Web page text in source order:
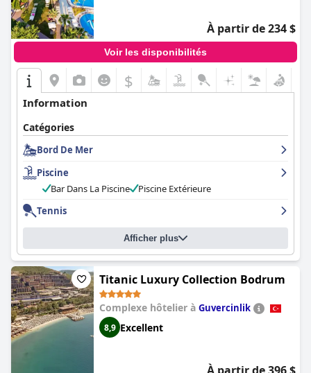
aux familles, ce qui en fait un excellent choix pour des vacances
mémorables à Ölüdeniz.
À partir de 234 $
Voir les disponibilités
$
Information
Catégories
Bord De Mer
Piscine
Bar Dans La Piscine
Piscine Extérieure
Tennis
Afficher plus
Titanic Luxury Collection Bodrum
Complexe hôtelier à Guvercinlik
8,9 Excellent